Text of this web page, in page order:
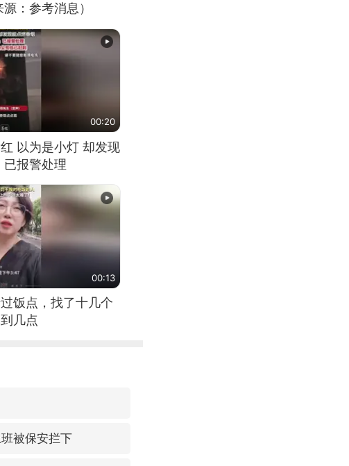
：参考消息）
00:20
以为是小灯 却发现
报警处理
00:13
饭点，找了十几个
几点
被保安拦下